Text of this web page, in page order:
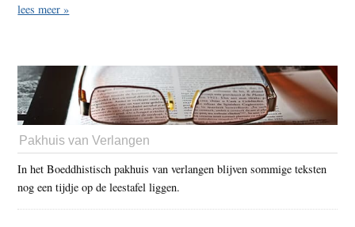
lees meer »
Pakhuis van Verlangen
In het Boeddhistisch pakhuis van verlangen blijven sommige teksten
nog een tijdje op de leestafel liggen.